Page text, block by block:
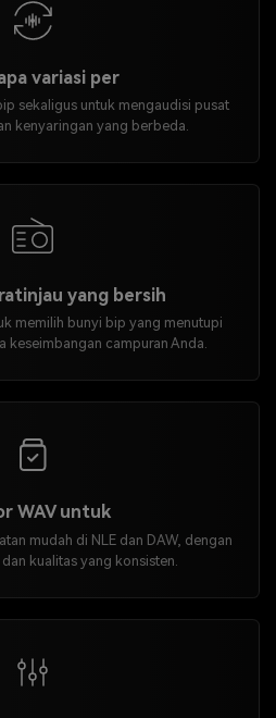
variasi per
sekaligus untuk mengaudisi pusat
kenyaringan yang berbeda.
yang bersih
memilih bunyi bip yang menutupi
keseimbangan campuran Anda.
WAV untuk
mudah di NLE dan DAW, dengan
kualitas yang konsisten.